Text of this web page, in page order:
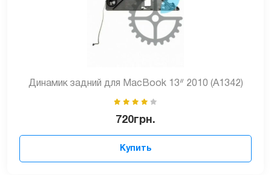
Динамик задний для MacBook 13ᐥ 2010 (A1342)
720грн.
Купить